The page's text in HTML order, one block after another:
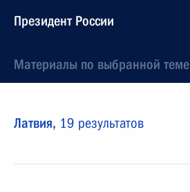
Президент России
Материалы по выбранной теме
Латвия, 19 результатов